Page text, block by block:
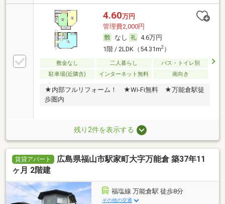
4.60万円
管理費2,000円
なし
4.6万円
1階 / 2LDK（54.31m2）
敷金なし 二人暮らし
バス・トイレ別
駐車場(近隣含)
インターネット無料 南向き
★内部フルリフォーム！ ★Wi-Fi無料 ★万能倉駅徒
歩圏内
残り2件を表示する
賃貸アパート
広島県福山市駅家町大字万能倉 築37年11
ヶ月 2階建
福塩線 万能倉駅 徒歩8分
その他の交通